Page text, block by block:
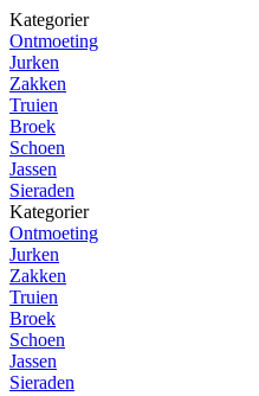
Kategorier
Ontmoeting
Jurken
Zakken
Truien
Broek
Schoen
Jassen
Sieraden
Kategorier
Ontmoeting
Jurken
Zakken
Truien
Broek
Schoen
Jassen
Sieraden